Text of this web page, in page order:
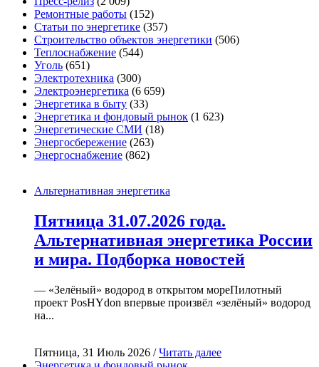
Ремонтные работы (152)
Статьи по энергетике (357)
Строительство объектов энергетики (506)
Теплоснабжение (544)
Уголь (651)
Электротехника (300)
Электроэнергетика (6 659)
Энергетика в быту (33)
Энергетика и фондовый рынок (1 623)
Энергетические СМИ (18)
Энергосбережение (263)
Энергоснабжение (862)
Альтернативная энергетика
Пятница 31.07.2026 года.
Альтернативная энергетика России
и мира. Подборка новостей
— «Зелёный» водород в открытом мореПилотный
проект PosHYdon впервые произвёл «зелёный» водород
на...
Пятница, 31 Июль 2026 /Читать далее